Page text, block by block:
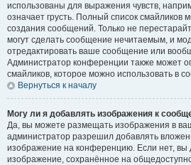
использованы для выражения чувств,
означает грусть. Полный список смайликов
создания сообщений. Только не
могут сделать сообщение нечитаемым, и
отредактировать ваше сообщение или
Администратор конференции также может
смайликов, которое можно использовать в
Вернуться к началу
Могу ли я добавлять изображения к
Да, вы можете размещать изображения в
администратор разрешил добавлять
изображение на конференцию. Если нет, вы
изображение, сохранённое на